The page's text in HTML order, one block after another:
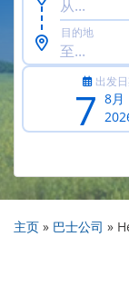
目的地
出发
7 8月
主页 » 巴士公司 »